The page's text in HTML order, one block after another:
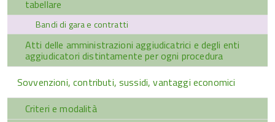
tabellare
Bandi di gara e contratti
Atti delle amministrazioni aggiudicatrici e degli enti
aggiudicatori distintamente per ogni procedura
Sovvenzioni, contributi, sussidi, vantaggi economici
Criteri e modalità